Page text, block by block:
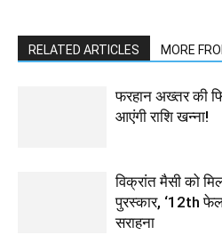
RELATED ARTICLES MORE
फरहान अख्तर की
आएंगी राशि खन्ना!
विक्रांत मैसी को
पुरस्कार, ‘12th
सराहना